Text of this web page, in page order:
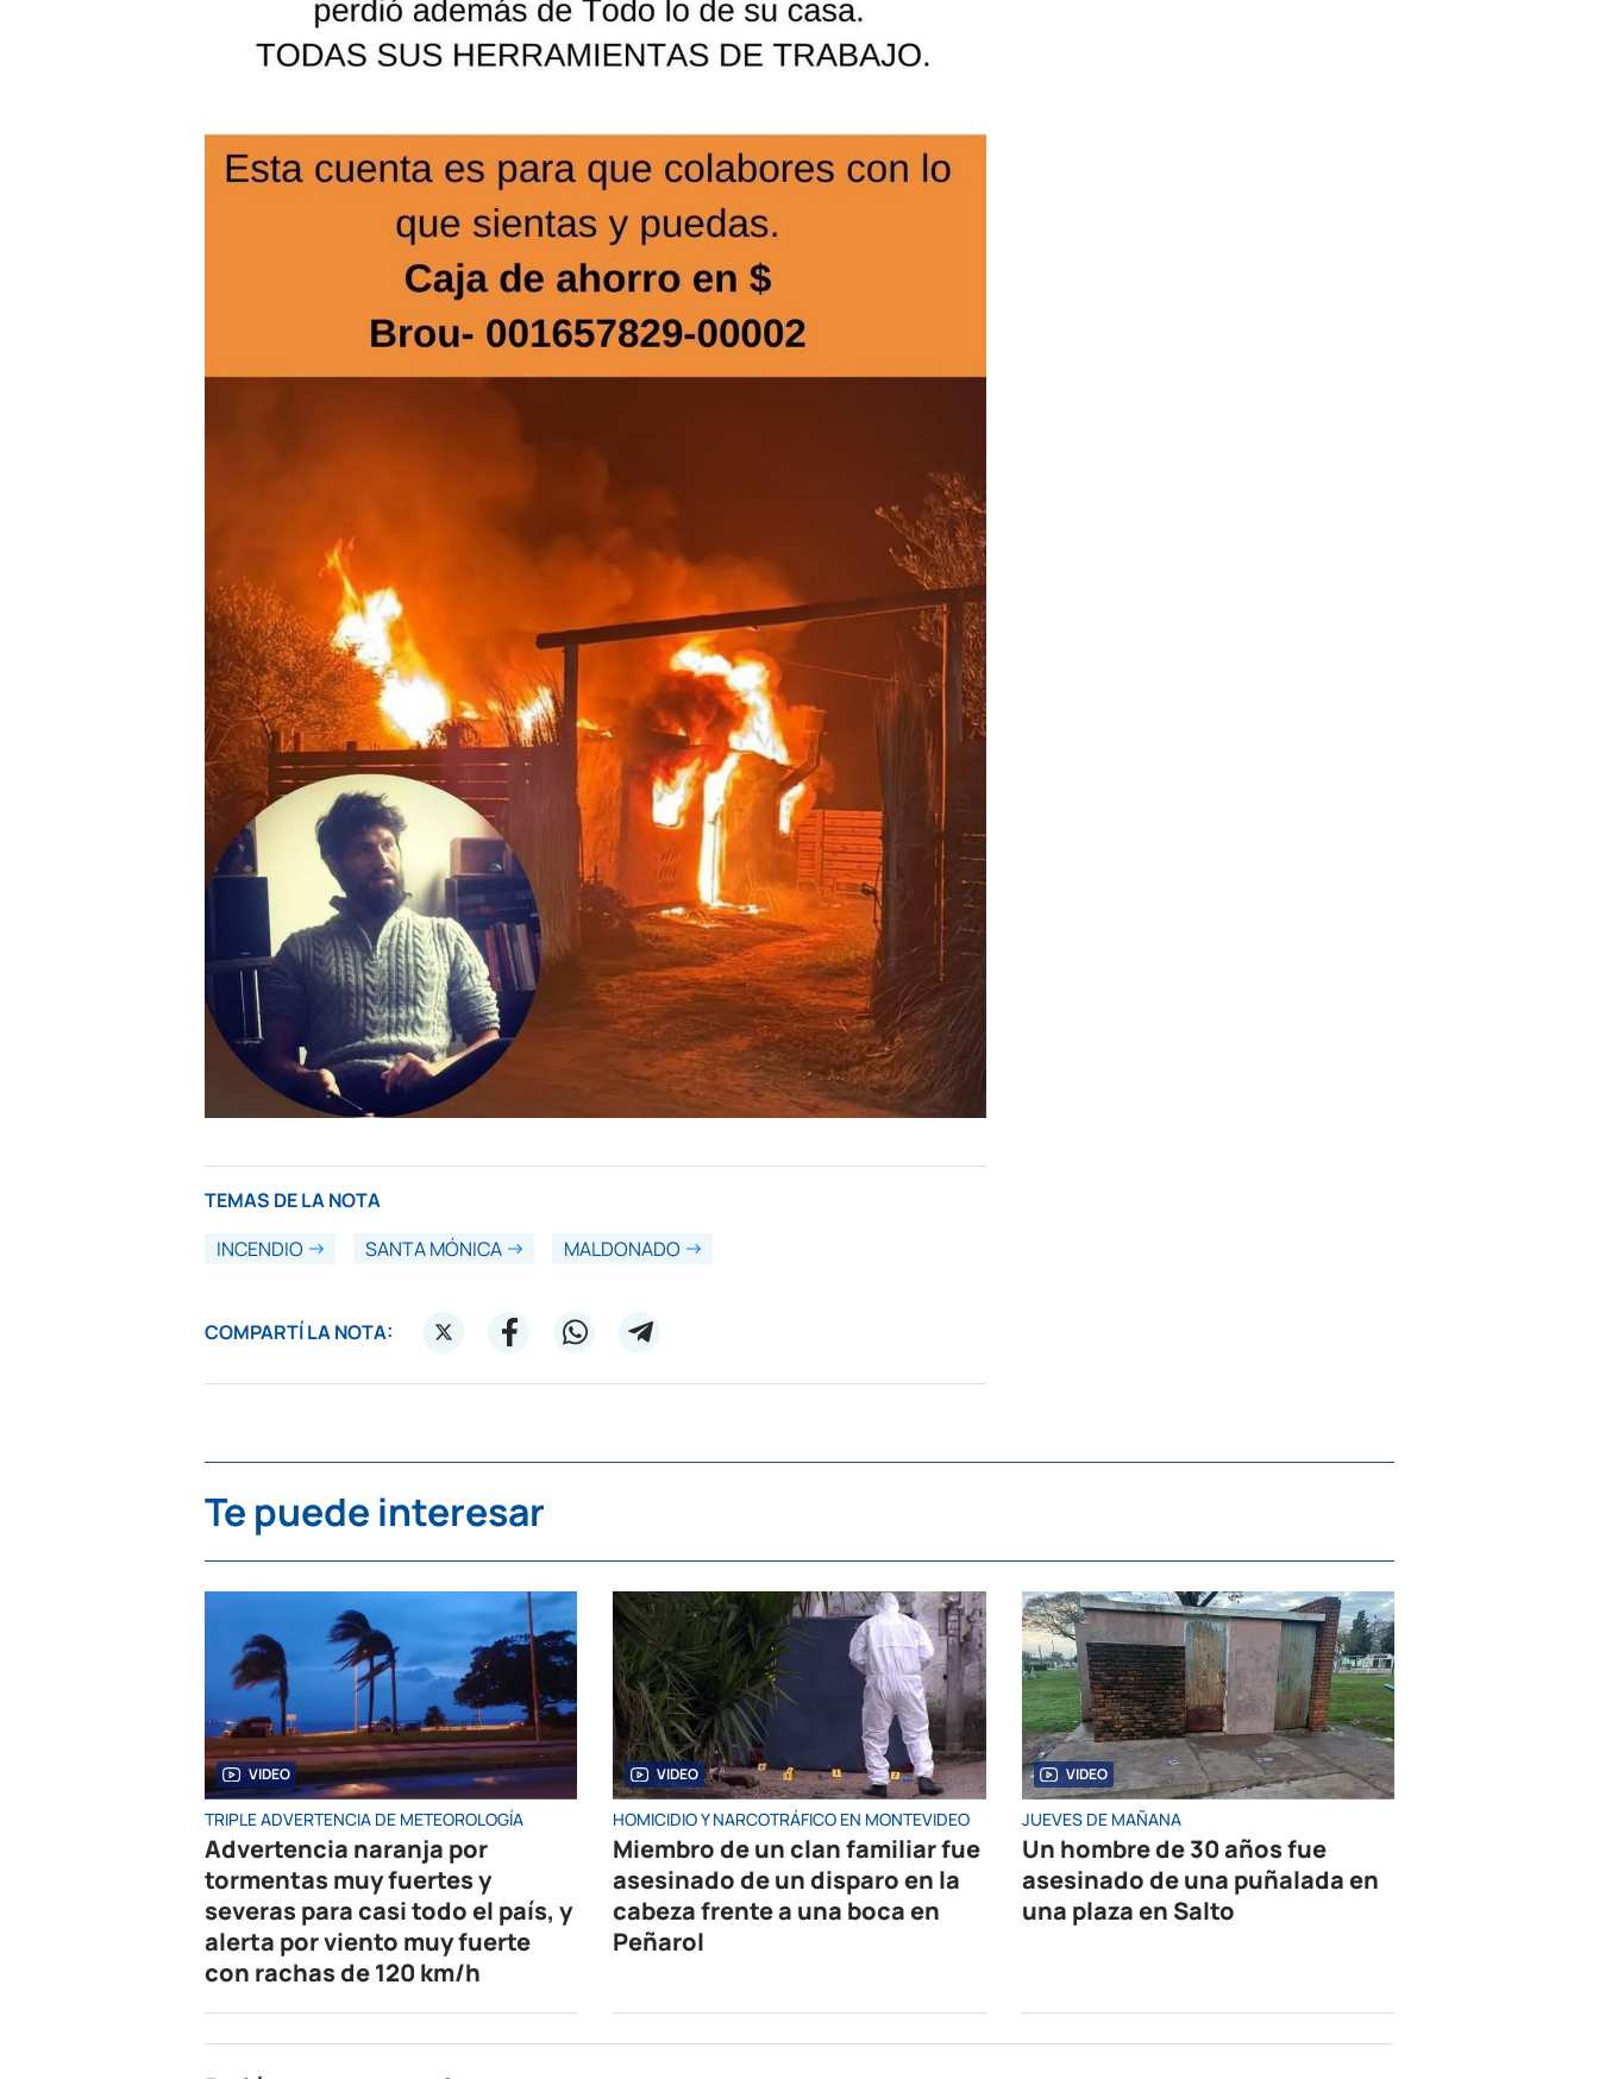
TEMAS DE LA NOTA
INCENDIO
SANTA MÓNICA MALDONADO
COMPARTÍ LA NOTA:
Te puede interesar
VIDEO
TRIPLE ADVERTENCIA DE METEOROLOGÍA
Advertencia naranja por
tormentas muy fuertes y
severas para casi todo el país, y
alerta por viento muy fuerte
con rachas de 120 km/h
VIDEO
HOMICIDIO Y NARCOTRÁFICO EN MONTEVIDEO
Miembro de un clan familiar fue
asesinado de un disparo en la
cabeza frente a una boca en
Peñarol
VIDEO
JUEVES DE MAÑANA
Un hombre de 30 años fue
asesinado de una puñalada en
una plaza en Salto